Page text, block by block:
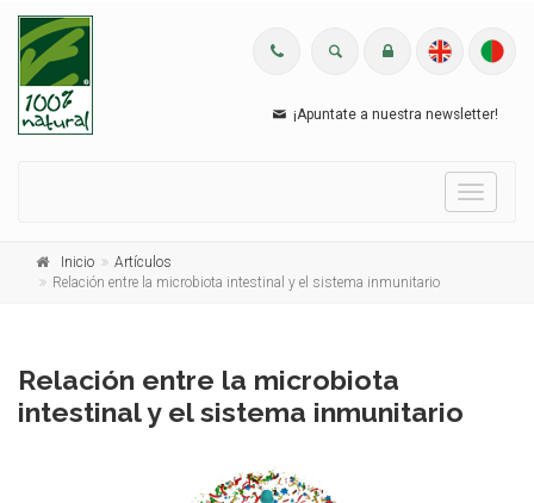
¡Apuntate a nuestra newsletter!
Menu
Inicio
Artículos
Relación entre la microbiota intestinal y el sistema inmunitario
Relación entre la microbiota
intestinal y el sistema inmunitario